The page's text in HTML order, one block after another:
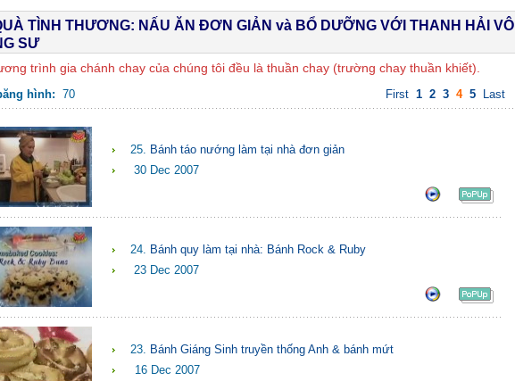
TÌNH THƯƠNG: NẤU ĂN ĐƠN GIẢN và BỔ DƯỠNG VỚI THANH HẢI VÔ
SƯ
trình gia chánh chay của chúng tôi đều là thuần chay (trường chay thuần khiết).
hình: 70 First 1 2 3 4 5 Last
25. Bánh táo nướng làm tại nhà đơn giản
30 Dec 2007
24. Bánh quy làm tại nhà: Bánh Rock & Ruby
23 Dec 2007
23. Bánh Giáng Sinh truyền thống Anh & bánh mứt
16 Dec 2007